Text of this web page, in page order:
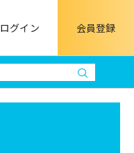
ログイン 会員登録